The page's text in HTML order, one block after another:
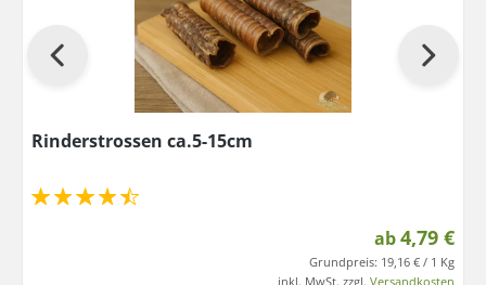
Rinderstrossen ca.5-15cm
ab4,79 €
Grundpreis: 19,16 € / 1 Kg
inkl. MwSt. zzgl. Versandkosten